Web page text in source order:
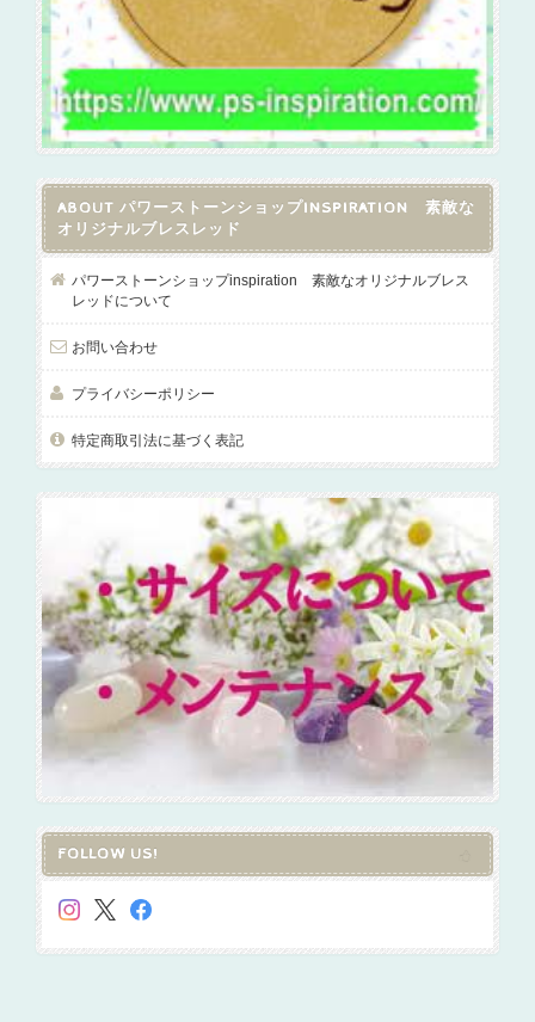
ABOUT パワーストーンショップINSPIRATION 素敵な
オリジナルブレスレッド
パワーストーンショップinspiration 素敵なオリジナルブレス
レッドについて
お問い合わせ
プライバシーポリシー
特定商取引法に基づく表記
FOLLOW US!